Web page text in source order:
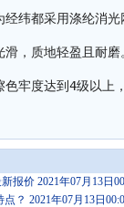
都采用涤纶消光
质地轻盈且耐磨
度达到4级以上，
报价 2021年07月13日
？ 2021年07月13日